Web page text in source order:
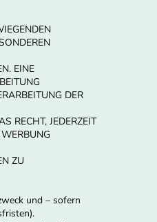
EINE
DER
RECHT, JEDERZEIT
ZU
und – sofern